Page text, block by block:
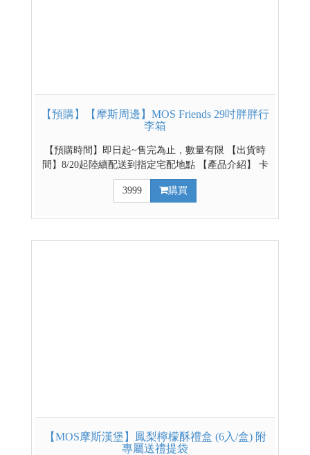
【預購】【摩斯周邊】MOS Friends 29吋胖胖行
李箱
【預購時間】即日起~售完為止，數量有限 【出貨時
間】8/20起陸續配送到指定宅配地點 【產品介紹】 卡
若特聯名款，採上掀式設計，1:9的上蓋與箱體，將箱
內收納 空間極大化，單邊開蓋不占空間，可輕鬆快速
李箱即贈防塵套、透明保護套及MOS Friends行李束帶
3999 購買
【MOS摩斯漢堡】鳳梨檸檬酥禮盒 (6入/盒) 附
專屬送禮提袋